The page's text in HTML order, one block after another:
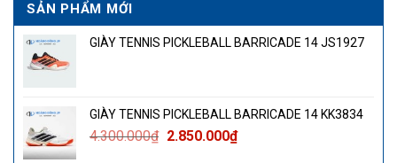
SẢN PHẨM MỚI
GIÀY TENNIS PICKLEBALL BARRICADE 14 JS1927
GIÀY TENNIS PICKLEBALL BARRICADE 14 KK3834
4.300.000₫ Giá
2.850.000₫Giá